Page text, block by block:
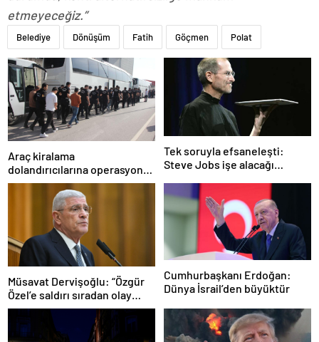
etmeyeceğiz.”
Belediye Dönüşüm Fatih Göçmen Polat
Araç kiralama
dolandırıcılarına operasyon:
101 gözaltı
Tek soruyla efsaneleşti:
Steve Jobs işe alacağı
seçiyordu!
Müsavat Dervişoğlu: “Özgür
Özel’e saldırı sıradan olay
değil”
Cumhurbaşkanı Erdoğan:
Dünya İsrail’den büyüktür